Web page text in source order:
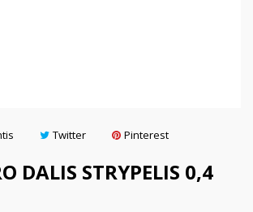
Twitter Pinterest
DALIS STRYPELIS 0,4